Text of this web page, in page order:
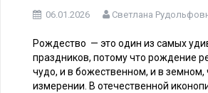
06.01.2026 Светлана
Рождество — это один из самых
праздников, потому что рождение
чудо, и в божественном, и в земном,
измерении. В отечественной